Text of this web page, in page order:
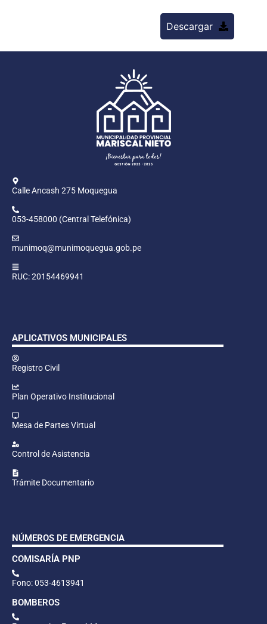
Descargar
Calle Ancash 275 Moquegua
053-458000 (Central Telefónica)
munimoq@munimoquegua.gob.pe
RUC: 20154469941
APLICATIVOS MUNICIPALES
Registro Civil
Plan Operativo Institucional
Mesa de Partes Virtual
Control de Asistencia
Trámite Documentario
NÚMEROS DE EMERGENCIA
COMISARÍA PNP
Fono: 053-4613941
BOMBEROS